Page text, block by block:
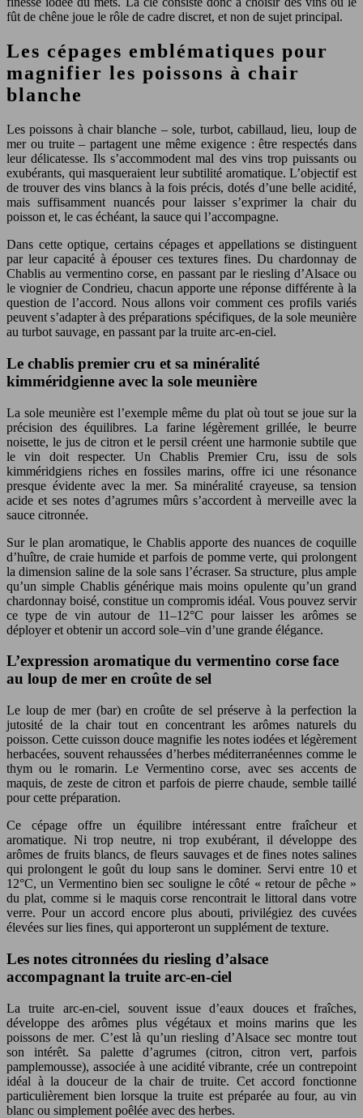
fût de chêne joue le rôle de cadre discret, et non de sujet principal.
Les cépages emblématiques pour
magnifier les poissons à chair
blanche
Les poissons à chair blanche – sole, turbot, cabillaud, lieu, loup de
mer ou truite – partagent une même exigence : être respectés dans
leur délicatesse. Ils s’accommodent mal des vins trop puissants ou
exubérants, qui masqueraient leur subtilité aromatique. L’objectif est
de trouver des vins blancs à la fois précis, dotés d’une belle acidité,
mais suffisamment nuancés pour laisser s’exprimer la chair du
poisson et, le cas échéant, la sauce qui l’accompagne.
Dans cette optique, certains cépages et appellations se distinguent
par leur capacité à épouser ces textures fines. Du chardonnay de
Chablis au vermentino corse, en passant par le riesling d’Alsace ou
le viognier de Condrieu, chacun apporte une réponse différente à la
question de l’accord. Nous allons voir comment ces profils variés
peuvent s’adapter à des préparations spécifiques, de la sole meunière
au turbot sauvage, en passant par la truite arc-en-ciel.
Le chablis premier cru et sa minéralité
kimméridgienne avec la sole meunière
La sole meunière est l’exemple même du plat où tout se joue sur la
précision des équilibres. La farine légèrement grillée, le beurre
noisette, le jus de citron et le persil créent une harmonie subtile que
le vin doit respecter. Un Chablis Premier Cru, issu de sols
kimméridgiens riches en fossiles marins, offre ici une résonance
presque évidente avec la mer. Sa minéralité crayeuse, sa tension
acide et ses notes d’agrumes mûrs s’accordent à merveille avec la
sauce citronnée.
Sur le plan aromatique, le Chablis apporte des nuances de coquille
d’huître, de craie humide et parfois de pomme verte, qui prolongent
la dimension saline de la sole sans l’écraser. Sa structure, plus ample
qu’un simple Chablis générique mais moins opulente qu’un grand
chardonnay boisé, constitue un compromis idéal. Vous pouvez servir
ce type de vin autour de 11–12°C pour laisser les arômes se
déployer et obtenir un accord sole–vin d’une grande élégance.
L’expression aromatique du vermentino corse face
au loup de mer en croûte de sel
Le loup de mer (bar) en croûte de sel préserve à la perfection la
jutosité de la chair tout en concentrant les arômes naturels du
poisson. Cette cuisson douce magnifie les notes iodées et légèrement
herbacées, souvent rehaussées d’herbes méditerranéennes comme le
thym ou le romarin. Le Vermentino corse, avec ses accents de
maquis, de zeste de citron et parfois de pierre chaude, semble taillé
pour cette préparation.
Ce cépage offre un équilibre intéressant entre fraîcheur et
aromatique. Ni trop neutre, ni trop exubérant, il développe des
arômes de fruits blancs, de fleurs sauvages et de fines notes salines
qui prolongent le goût du loup sans le dominer. Servi entre 10 et
12°C, un Vermentino bien sec souligne le côté « retour de pêche »
du plat, comme si le maquis corse rencontrait le littoral dans votre
verre. Pour un accord encore plus abouti, privilégiez des cuvées
élevées sur lies fines, qui apporteront un supplément de texture.
Les notes citronnées du riesling d’alsace
accompagnant la truite arc-en-ciel
La truite arc-en-ciel, souvent issue d’eaux douces et fraîches,
développe des arômes plus végétaux et moins marins que les
poissons de mer. C’est là qu’un riesling d’Alsace sec montre tout
son intérêt. Sa palette d’agrumes (citron, citron vert, parfois
pamplemousse), associée à une acidité vibrante, crée un contrepoint
idéal à la douceur de la chair de truite. Cet accord fonctionne
particulièrement bien lorsque la truite est préparée au four, au vin
blanc ou simplement poêlée avec des herbes.